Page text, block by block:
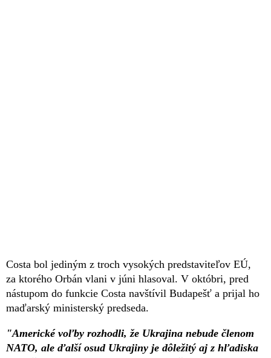
Costa bol jediným z troch vysokých predstaviteľov EÚ,
za ktorého Orbán vlani v júni hlasoval. V októbri, pred
nástupom do funkcie Costa navštívil Budapešť a prijal ho
maďarský ministerský predseda.
"Americké voľby rozhodli, že Ukrajina nebude členom
NATO, ale ďalší osud Ukrajiny je dôležitý aj z hľadiska